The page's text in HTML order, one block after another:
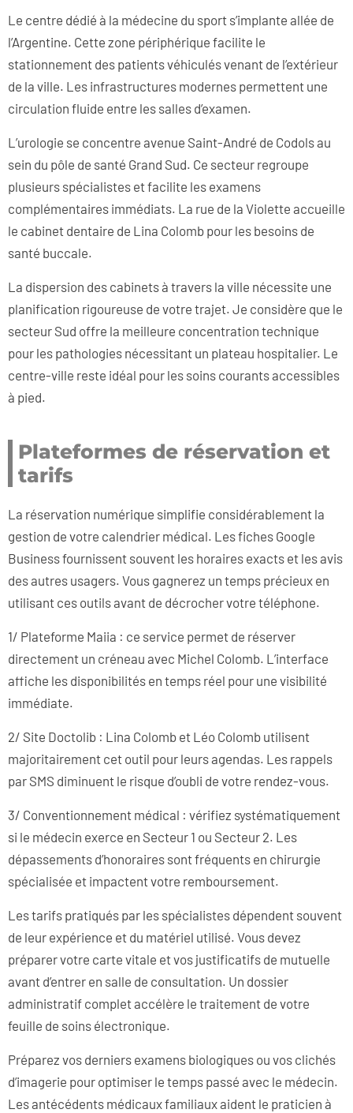
Le centre dédié à la médecine du sport s’implante allée de
l’Argentine. Cette zone périphérique facilite le
stationnement des patients véhiculés venant de l’extérieur
de la ville. Les infrastructures modernes permettent une
circulation fluide entre les salles d’examen.
L’urologie se concentre avenue Saint-André de Codols au
sein du pôle de santé Grand Sud. Ce secteur regroupe
plusieurs spécialistes et facilite les examens
complémentaires immédiats. La rue de la Violette accueille
le cabinet dentaire de Lina Colomb pour les besoins de
santé buccale.
La dispersion des cabinets à travers la ville nécessite une
planification rigoureuse de votre trajet. Je considère que le
secteur Sud offre la meilleure concentration technique
pour les pathologies nécessitant un plateau hospitalier. Le
centre-ville reste idéal pour les soins courants accessibles
à pied.
Plateformes de réservation et
tarifs
La réservation numérique simplifie considérablement la
gestion de votre calendrier médical. Les fiches Google
Business fournissent souvent les horaires exacts et les avis
des autres usagers. Vous gagnerez un temps précieux en
utilisant ces outils avant de décrocher votre téléphone.
1/ Plateforme Maiia : ce service permet de réserver
directement un créneau avec Michel Colomb. L’interface
affiche les disponibilités en temps réel pour une visibilité
immédiate.
2/ Site Doctolib : Lina Colomb et Léo Colomb utilisent
majoritairement cet outil pour leurs agendas. Les rappels
par SMS diminuent le risque d’oubli de votre rendez-vous.
3/ Conventionnement médical : vérifiez systématiquement
si le médecin exerce en Secteur 1 ou Secteur 2. Les
dépassements d’honoraires sont fréquents en chirurgie
spécialisée et impactent votre remboursement.
Les tarifs pratiqués par les spécialistes dépendent souvent
de leur expérience et du matériel utilisé. Vous devez
préparer votre carte vitale et vos justificatifs de mutuelle
avant d’entrer en salle de consultation. Un dossier
administratif complet accélère le traitement de votre
feuille de soins électronique.
Préparez vos derniers examens biologiques ou vos clichés
d’imagerie pour optimiser le temps passé avec le médecin.
Les antécédents médicaux familiaux aident le praticien à